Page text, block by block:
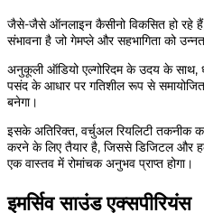
जैसे-जैसे ऑनलाइन कैसीनो विकसित हो रहे
संभावना है जो गेमप्ले और सहभागिता को
अनुकूली ऑडियो एल्गोरिदम के उदय के साथ,
पसंद के आधार पर गतिशील रूप से
बनेगा।
इसके अतिरिक्त, वर्चुअल रियलिटी तकनीक
करने के लिए तैयार है, जिससे डिजिटल और
एक वास्तव में रोमांचक अनुभव प्राप्त होगा।
इमर्सिव साउंड एक्सपीरियंस